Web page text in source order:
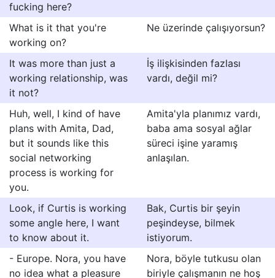
fucking here?
What is it that you're
working on?
Ne üzerinde çalışıyorsun?
It was more than just a
working relationship, was
it not?
İş ilişkisinden fazlası
vardı, değil mi?
Huh, well, I kind of have
plans with Amita, Dad,
but it sounds like this
social networking
process is working for
you.
Amita'yla planımız vardı,
baba ama sosyal ağlar
süreci işine yaramış
anlaşılan.
Look, if Curtis is working
some angle here, I want
to know about it.
Bak, Curtis bir şeyin
peşindeyse, bilmek
istiyorum.
- Europe. Nora, you have
no idea what a pleasure
Nora, böyle tutkusu olan
biriyle çalışmanın ne hoş